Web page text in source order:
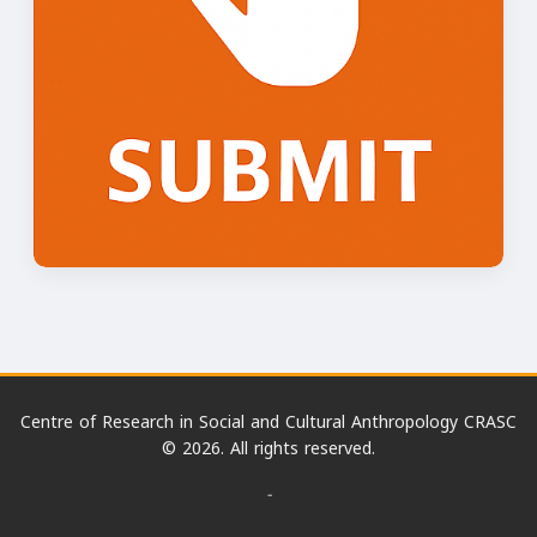
Centre of Research in Social and Cultural Anthropology CRASC
© 2026. All rights reserved.
-